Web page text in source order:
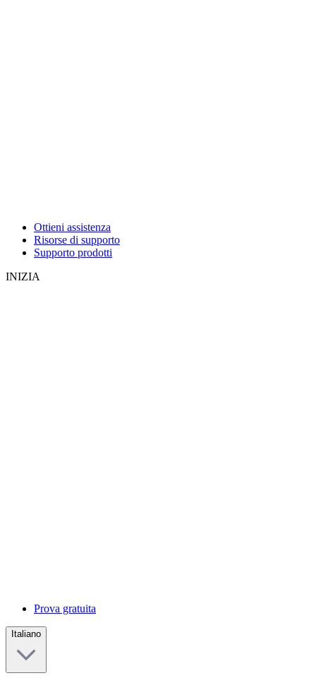
Ottieni assistenza
Risorse di supporto
Supporto prodotti
INIZIA
Prova gratuita
Italiano